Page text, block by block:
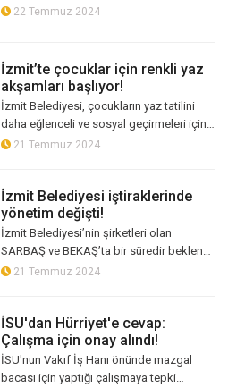
22 Temmuz 2024
İzmit’te çocuklar için renkli yaz
akşamları başlıyor!
İzmit Belediyesi, çocukların yaz tatilini
daha eğlenceli ve sosyal geçirmeleri için
"Yaz Akşamları Kuklalar Oynasın Çocuklar
21 Temmuz 2024
İzmit Belediyesi iştiraklerinde
yönetim değişti!
İzmit Belediyesi’nin şirketleri olan
SARBAŞ ve BEKAŞ’ta bir süredir beklenen
yönetim değişiklikleri gerçekleşti
21 Temmuz 2024
İSU'dan Hürriyet'e cevap:
Çalışma için onay alındı!
İSU'nun Vakıf İş Hanı önünde mazgal
bacası için yaptığı çalışmaya tepki